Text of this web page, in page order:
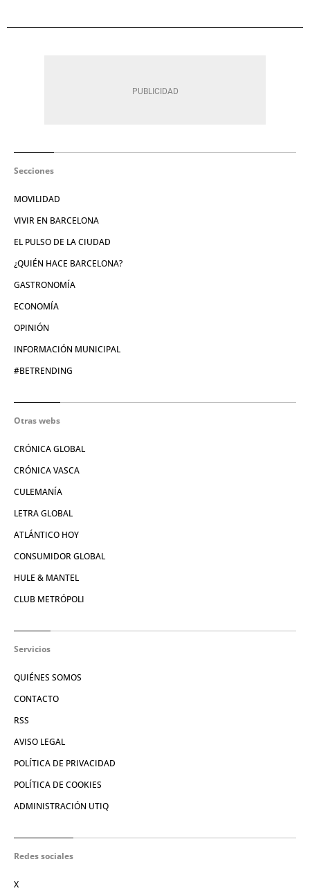
Secciones
MOVILIDAD
VIVIR EN BARCELONA
EL PULSO DE LA CIUDAD
¿QUIÉN HACE BARCELONA?
GASTRONOMÍA
ECONOMÍA
OPINIÓN
INFORMACIÓN MUNICIPAL
#BETRENDING
Otras webs
CRÓNICA GLOBAL
CRÓNICA VASCA
CULEMANÍA
LETRA GLOBAL
ATLÁNTICO HOY
CONSUMIDOR GLOBAL
HULE & MANTEL
CLUB METRÓPOLI
Servicios
QUIÉNES SOMOS
CONTACTO
RSS
AVISO LEGAL
POLÍTICA DE PRIVACIDAD
POLÍTICA DE COOKIES
ADMINISTRACIÓN UTIQ
Redes sociales
X